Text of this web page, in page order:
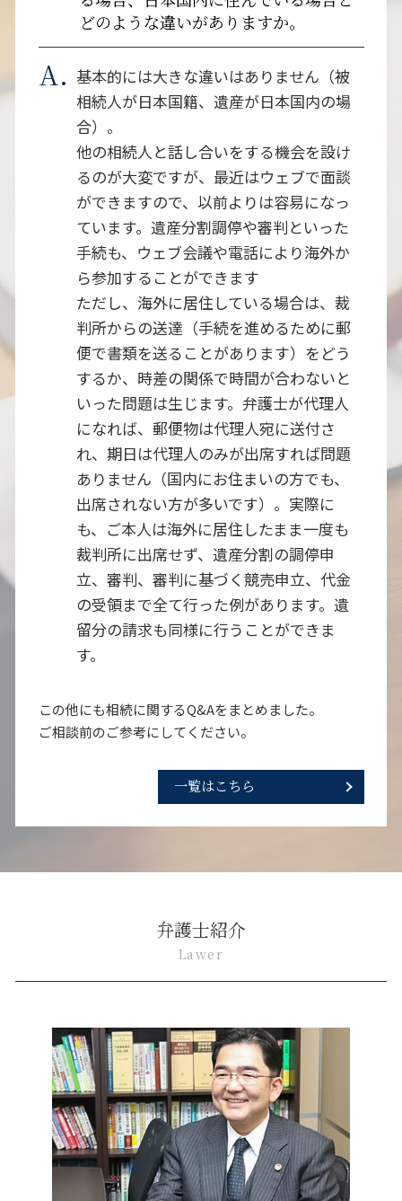
どのような違いがありますか。
基本的には大きな違いはありません（被
相続人が日本国籍、遺産が日本国内の場
合）。
他の相続人と話し合いをする機会を設け
るのが大変ですが、最近はウェブで面談
ができますので、以前よりは容易になっ
ています。遺産分割調停や審判といった
手続も、ウェブ会議や電話により海外か
ら参加することができます
ただし、海外に居住している場合は、裁
判所からの送達（手続を進めるために郵
便で書類を送ることがあります）をどう
するか、時差の関係で時間が合わないと
いった問題は生じます。弁護士が代理人
になれば、郵便物は代理人宛に送付さ
れ、期日は代理人のみが出席すれば問題
ありません（国内にお住まいの方でも、
出席されない方が多いです）。実際に
も、ご本人は海外に居住したまま一度も
裁判所に出席せず、遺産分割の調停申
立、審判、審判に基づく競売申立、代金
の受領まで全て行った例があります。遺
留分の請求も同様に行うことができま
す。
この他にも相続に関するQ&Aをまとめました。
ご相談前のご参考にしてください。
一覧はこちら
弁護士紹介
Lawer